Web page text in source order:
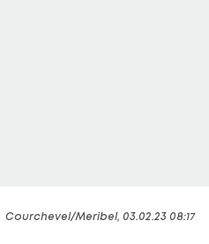
Courchevel/Meribel, 03.02.23 08:17